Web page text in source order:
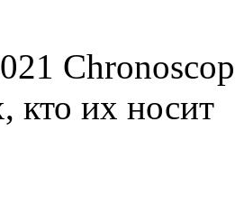
кто их носит